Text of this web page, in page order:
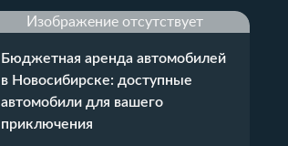
Изображение отсутствует
Бюджетная аренда автомобилей
в Новосибирске: доступные
автомобили для вашего
приключения